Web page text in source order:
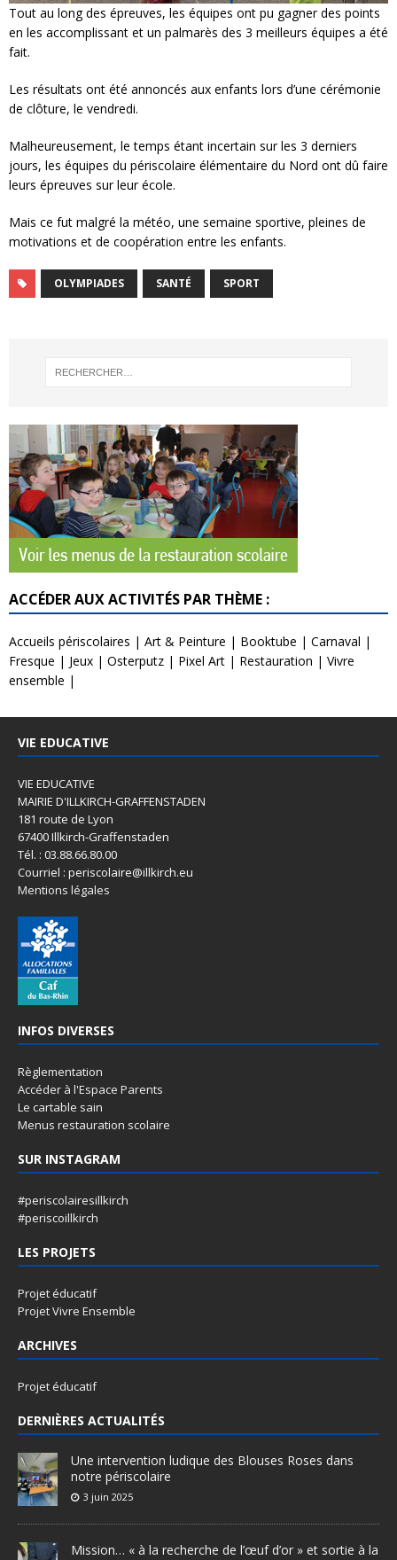
Tout au long des épreuves, les équipes ont pu gagner des points
en les accomplissant et un palmarès des 3 meilleurs équipes a été
fait.
Les résultats ont été annoncés aux enfants lors d’une cérémonie
de clôture, le vendredi.
Malheureusement, le temps étant incertain sur les 3 derniers
jours, les équipes du périscolaire élémentaire du Nord ont dû faire
leurs épreuves sur leur école.
Mais ce fut malgré la météo, une semaine sportive, pleines de
motivations et de coopération entre les enfants.
OLYMPIADES SANTÉ SPORT
ACCÉDER AUX ACTIVITÉS PAR THÈME :
Accueils périscolaires | Art & Peinture | Booktube | Carnaval |
Fresque | Jeux | Osterputz | Pixel Art | Restauration | Vivre
ensemble |
VIE EDUCATIVE
VIE EDUCATIVE
MAIRIE D'ILLKIRCH-GRAFFENSTADEN
181 route de Lyon
67400 Illkirch-Graffenstaden
Tél. : 03.88.66.80.00
Courriel : periscolaire@illkirch.eu
Mentions légales
INFOS DIVERSES
Règlementation
Accéder à l'Espace Parents
Le cartable sain
Menus restauration scolaire
SUR INSTAGRAM
#periscolairesillkirch
#periscoillkirch
LES PROJETS
Projet éducatif
Projet Vivre Ensemble
ARCHIVES
Projet éducatif
DERNIÈRES ACTUALITÉS
Une intervention ludique des Blouses Roses dans
notre périscolaire
3 juin 2025
Mission… « à la recherche de l’œuf d’or » et sortie à la